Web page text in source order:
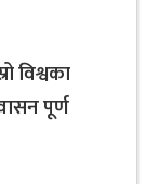
विश्वका
पूर्ण